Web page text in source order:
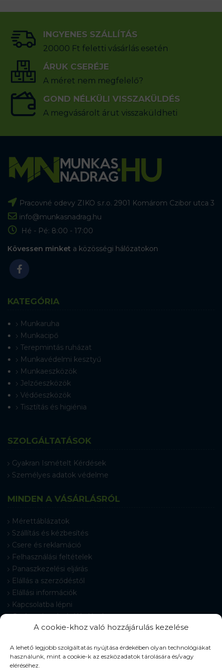
A cookie-khoz való hozzájárulás kezelése
A lehető legjobb szolgáltatás nyújtása érdekében olyan technológiákat
használunk, mint a cookie-k az eszközadatok tárolására és/vagy
eléréséhez.
INGYENES SZÁLLÍTÁS
20000 Ft feletti vásárlás esetén
ÁRUK CSERÉJE
A méret nem megfelelő?
GOND NÉLKÜLI VISSZAKÜLDÉS
A megvásárolt árut visszaküldheti
Pracovné odevy ZIKO s.r.o. 2901 Komárom Czibor utca 3
info@munkasnadrag.hu
Hé - Pé: 8:00 - 17:00
Kövessen minket a közösségi hálózatokon
KATEGÓRIA
Munkaruha
Munkacipő
Terepmintás ruházat
Munkavédelmi kesztyű
Munkaeszközök
Jelzőeszközök
Védőeszközök
Tisztítás és higiénia
SZOLGÁLTATÁSOK
Gyakran Ismételt Kérdések
Személyes adatok védelme
MINDEN A VÁSÁRLÁSRÓL
Mérettáblázatok
Szállítás és kézbesítés
Csere és reklamáció
Felhasználási feltételek
Panaszkezelési eljárás
Elállás a szerződéstől
Elállási információk
Kapcsolatba lépni
Gyakran Ismételt Kérdések
Cookie-beállítások